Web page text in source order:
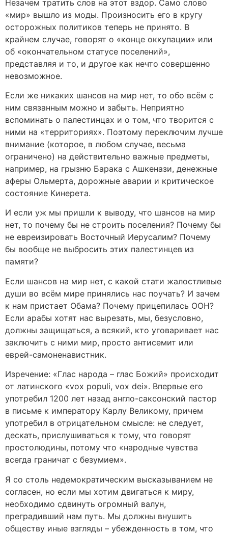
Незачем тратить слов на этот вздор. Само слово
«мир» вышло из моды. Произносить его в кругу
осторожных политиков теперь не принято. В
крайнем случае, говорят о «конце оккупации» или
об «окончательном статусе поселений»,
представляя и то, и другое как нечто совершенно
невозможное.
Если же никаких шансов на мир нет, то обо всём с
ним связанным можно и забыть. Неприятно
вспоминать о палестинцах и о том, что творится с
ними на «территориях». Поэтому переключим лучше
внимание (которое, в любом случае, весьма
ограничено) на действительно важные предметы,
например, на грызню Барака с Ашкенази, денежные
аферы Ольмерта, дорожные аварии и критическое
состояние Кинерета.
И если уж мы пришли к выводу, что шансов на мир
нет, то почему бы не строить поселения? Почему бы
не евреизировать Восточный Иерусалим? Почему
бы вообще не выбросить этих палестинцев из
памяти?
Если шансов на мир нет, с какой стати жалостливые
души во всём мире принялись нас поучать? И зачем
к нам пристает Обама? Почему прицепилась ООН?
Если арабы хотят нас вырезать, мы, безусловно,
должны защищаться, а всякий, кто уговаривает нас
заключить с ними мир, просто антисемит или
еврей-самоненавистник.
Изречение: «Глас народа – глас Божий» происходит
от латинского «vox populi, vox dei». Впервые его
употребил 1200 лет назад англо-саксонский пастор
в письме к императору Карлу Великому, причем
употребил в отрицательном смысле: не следует,
дескать, прислушиваться к тому, что говорят
простолюдины, потому что «народные чувства
всегда граничат с безумием».
Я со столь недемократическим высказыванием не
согласен, но если мы хотим двигаться к миру,
необходимо сдвинуть огромный валун,
преградивший нам путь. Мы должны внушить
обществу иные взгляды – убежденность в том, что